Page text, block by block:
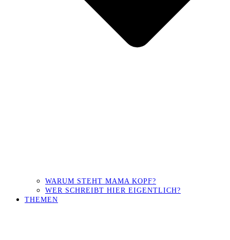
WARUM STEHT MAMA KOPF?
WER SCHREIBT HIER EIGENTLICH?
THEMEN